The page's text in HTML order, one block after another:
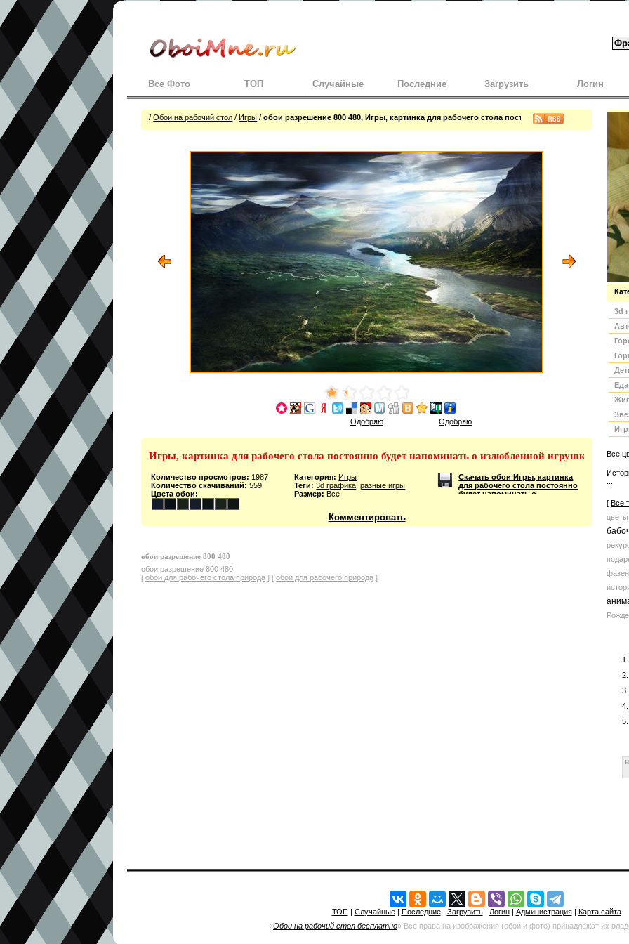
Все Фото ТОП Случайные Последние Загрузить Логин
/Обои на рабочий стол / Игры /обои разрешение 800 480, Игры, картинка для рабочего стола постоянно будет напоминать
Одобряю Одобряю
Игры, картинка для рабочего стола постоянно будет напоминать о излюбленной игрушке
Количество просмотров: 1987
Количество скачиваний: 559
Цвета обои:
Категория: Игры
Теги: 3d графика ,разные игры
Размер: Все
Скачать обои Игры, картинка
для рабочего стола постоянно
будет напоминать о
Комментировать
обои разрешение 800 480
обои разрешение 800 480
[ обои для рабочего стола природа ] [ обои для рабочего природа ]
3d
Все
[ Все
цветы
1.
2.
3.
4.
5.
ТОП | Случайные| Последние| Загрузить| Логин| Администрация| Карта сайта
«Обои на рабочий стол бесплатно» Все права на изображения (обои и фото) принадлежат их